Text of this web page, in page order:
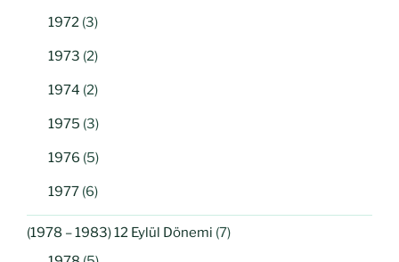
1972 (3)
1973 (2)
1974 (2)
1975 (3)
1976 (5)
1977 (6)
(1978 – 1983) 12 Eylül Dönemi (7)